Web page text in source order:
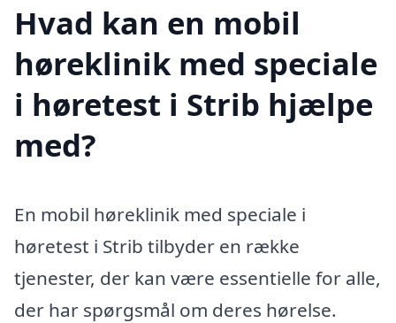
Hvad kan en mobil
høreklinik med speciale
i høretest i Strib hjælpe
med?
En mobil høreklinik med speciale i
høretest i Strib tilbyder en række
tjenester, der kan være essentielle for alle,
der har spørgsmål om deres hørelse.